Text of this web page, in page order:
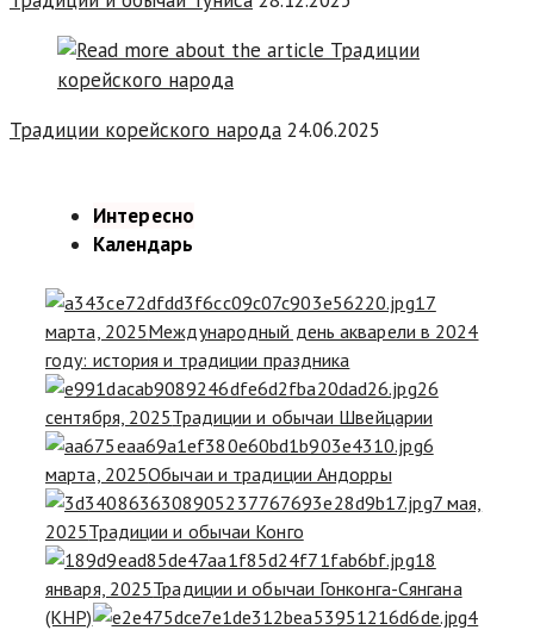
Традиции корейского народа 24.06.2025
Интересно
Календарь
17
марта, 2025Международный день акварели в 2024
году: история и традиции праздника
26
сентября, 2025Традиции и обычаи Швейцарии
6
марта, 2025Обычаи и традиции Андорры
7 мая,
2025Традиции и обычаи Конго
18
января, 2025Традиции и обычаи Гонконга-Сянгана
(КНР)
4